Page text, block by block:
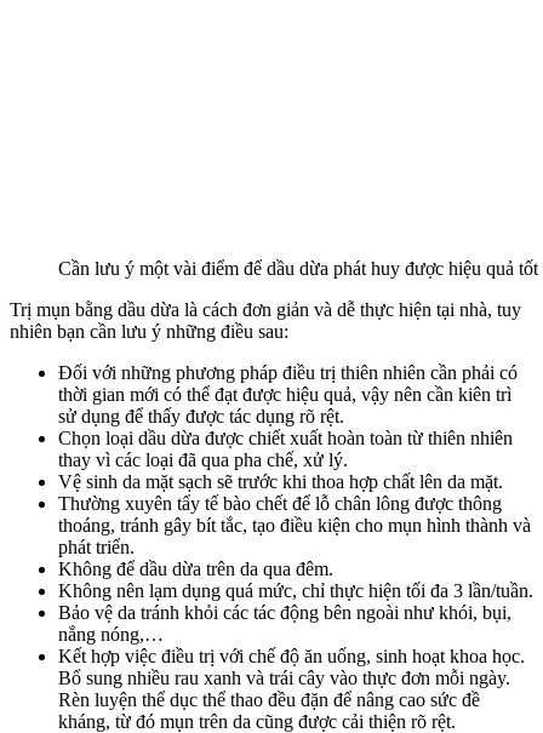
Cần lưu ý một vài điểm để dầu dừa phát huy được hiệu quả tốt
Trị mụn bằng dầu dừa là cách đơn giản và dễ thực hiện tại nhà, tuy
nhiên bạn cần lưu ý những điều sau:
Đối với những phương pháp điều trị thiên nhiên cần phải có
thời gian mới có thể đạt được hiệu quả, vậy nên cần kiên trì
sử dụng để thấy được tác dụng rõ rệt.
Chọn loại dầu dừa được chiết xuất hoàn toàn từ thiên nhiên
thay vì các loại đã qua pha chế, xử lý.
Vệ sinh da mặt sạch sẽ trước khi thoa hợp chất lên da mặt.
Thường xuyên tẩy tế bào chết để lỗ chân lông được thông
thoáng, tránh gây bít tắc, tạo điều kiện cho mụn hình thành và
phát triển.
Không để dầu dừa trên da qua đêm.
Không nên lạm dụng quá mức, chỉ thực hiện tối đa 3 lần/tuần.
Bảo vệ da tránh khỏi các tác động bên ngoài như khói, bụi,
nắng nóng,…
Kết hợp việc điều trị với chế độ ăn uống, sinh hoạt khoa học.
Bổ sung nhiều rau xanh và trái cây vào thực đơn mỗi ngày.
Rèn luyện thể dục thể thao đều đặn để nâng cao sức đề
kháng, từ đó mụn trên da cũng được cải thiện rõ rệt.